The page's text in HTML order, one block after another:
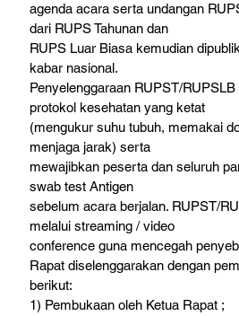
agenda acara serta undangan
dari RUPS Tahunan dan
RUPS Luar Biasa kemudian
kabar nasional.
Penyelenggaraan RUPST/
protokol kesehatan yang ketat
(mengukur suhu tubuh, memakai
menjaga jarak) serta
mewajibkan peserta dan seluruh
swab test Antigen
sebelum acara berjalan. RUPST/
melalui streaming / video
conference guna mencegah
Rapat diselenggarakan dengan
berikut:
1) Pembukaan oleh Ketua Rapat ;